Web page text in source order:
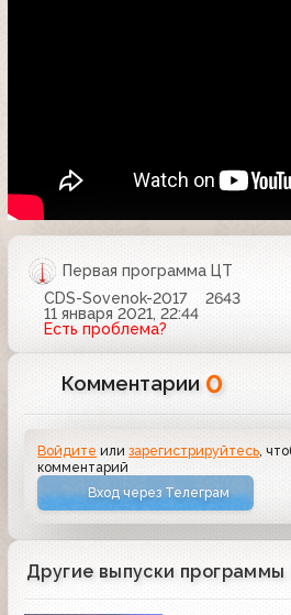
Первая программа ЦТ
CDS-Sovenok-2017
2643
11 января 2021, 22:44
Есть проблема?
Комментарии 0
Войдите илизарегистрируйтесь ,
комментарий
Вход через Телеграм
Другие выпуски программы